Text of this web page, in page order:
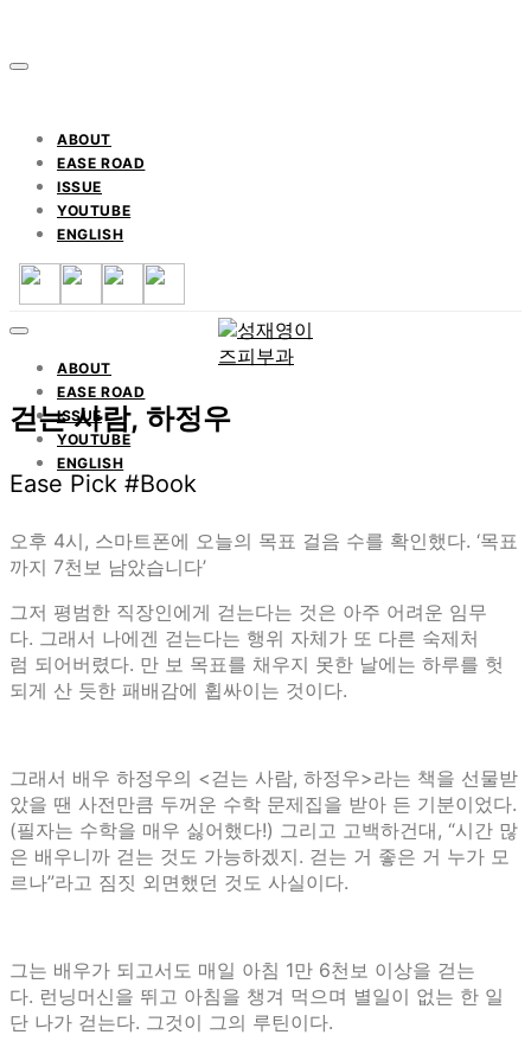
ABOUT
EASE ROAD
ISSUE
YOUTUBE
ENGLISH
ABOUT
EASE ROAD
ISSUE
YOUTUBE
ENGLISH
걷는 사람, 하정우
Ease Pick #Book
오후 4시, 스마트폰에 오늘의 목표 걸음 수를 확인했다. ‘목표
까지 7천보 남았습니다’
그저 평범한 직장인에게 걷는다는 것은 아주 어려운 임무
다. 그래서 나에겐 걷는다는 행위 자체가 또 다른 숙제처
럼 되어버렸다. 만 보 목표를 채우지 못한 날에는 하루를 헛
되게 산 듯한 패배감에 휩싸이는 것이다.
그래서 배우 하정우의 <걷는 사람, 하정우>라는 책을 선물받
았을 땐 사전만큼 두꺼운 수학 문제집을 받아 든 기분이었다.
(필자는 수학을 매우 싫어했다!) 그리고 고백하건대, “시간 많
은 배우니까 걷는 것도 가능하겠지. 걷는 거 좋은 거 누가 모
르나”라고 짐짓 외면했던 것도 사실이다.
그는 배우가 되고서도 매일 아침 1만 6천보 이상을 걷는
다. 런닝머신을 뛰고 아침을 챙겨 먹으며 별일이 없는 한 일
단 나가 걷는다. 그것이 그의 루틴이다.